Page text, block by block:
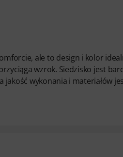
ale to design i kolor
wzrok. Siedzisko jest
jakość wykonania i materiałów